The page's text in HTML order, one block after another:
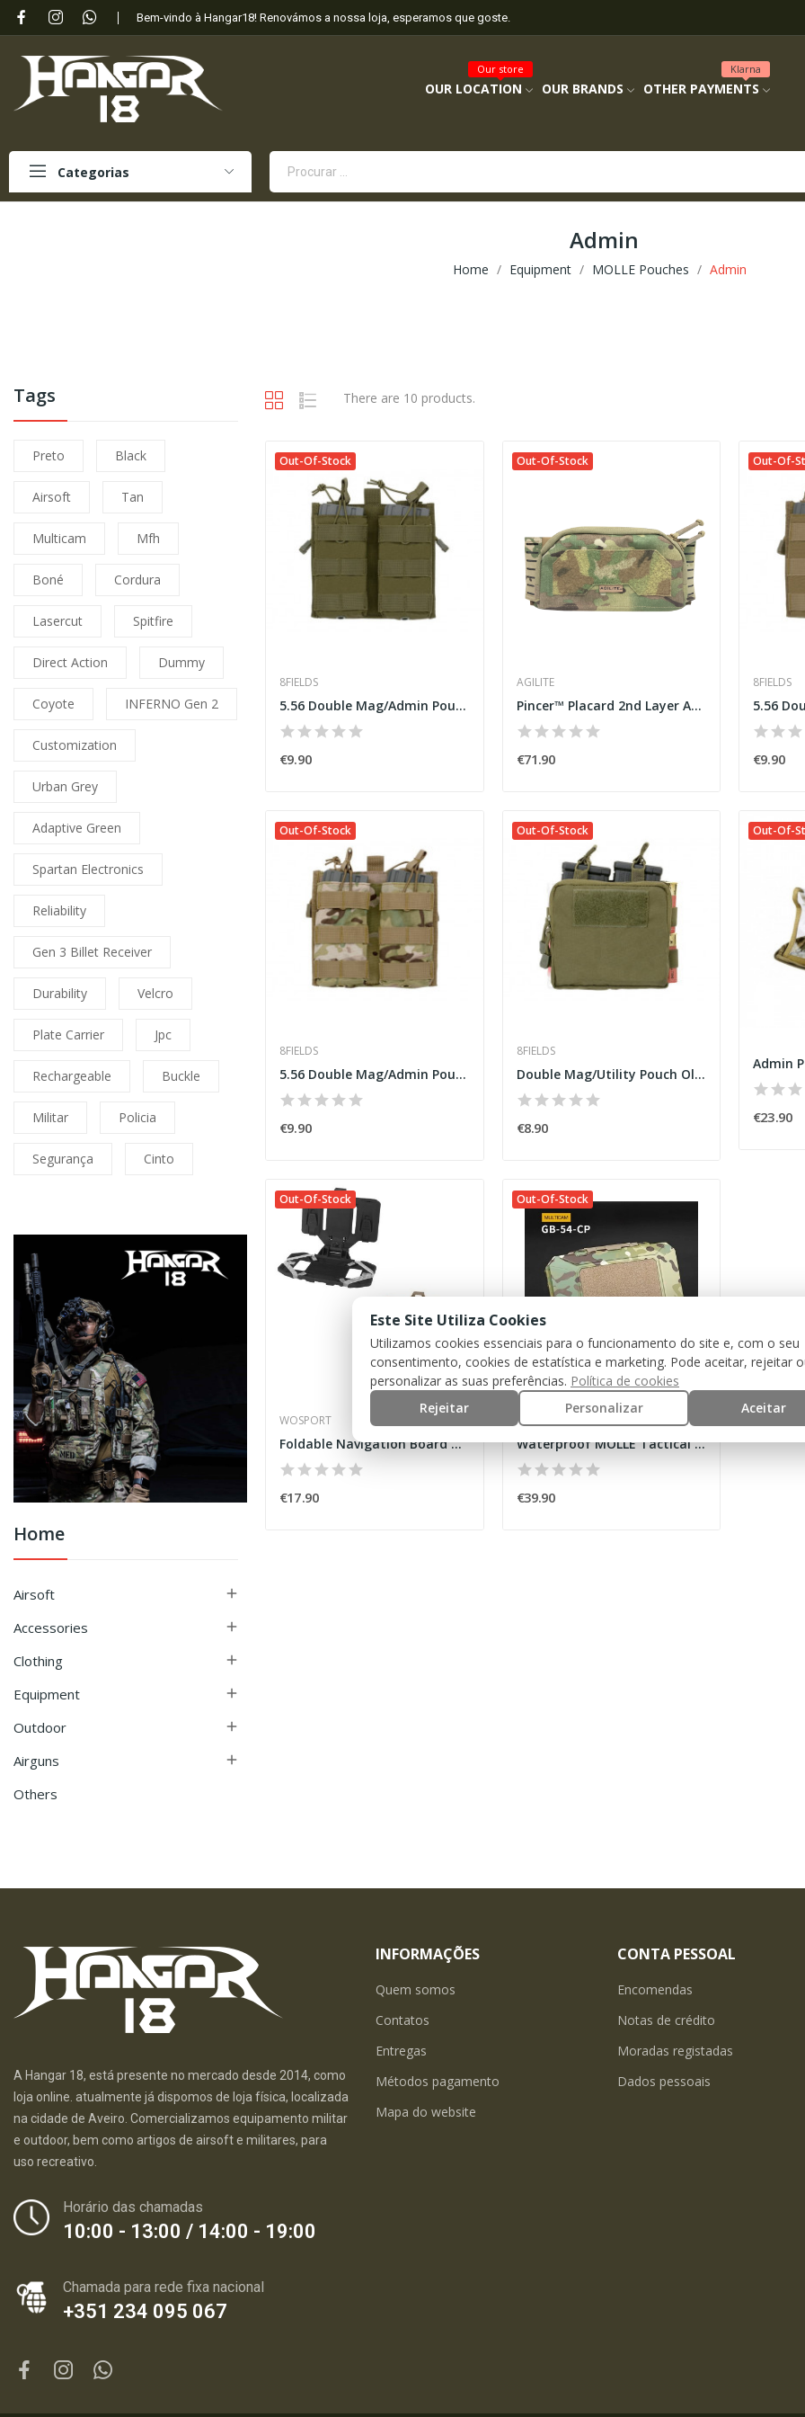
Bem-vindo à Hangar18! Renovámos a nossa loja, esperamos que goste.
OUR LOCATION
Our store
OUR BRANDS OTHER PAYMENTS
Klarna
Categorias
Admin
Home Equipment MOLLE Pouches Admin
Tags
Preto Black
Airsoft Tan
Multicam Mfh
Boné Cordura
Lasercut Spitfire
Direct Action Dummy
Coyote INFERNO Gen 2
Customization
Urban Grey
Adaptive Green
Spartan Electronics
Reliability
Gen 3 Billet Receiver
Durability Velcro
Plate Carrier Jpc
Rechargeable Buckle
Militar Policia
Segurança Cinto
Home
Airsoft 
Accessories 
Clothing 
Equipment 
Outdoor 
Airguns 
Others
There are 10 products.
Out-Of-Stock
8FIELDS
5.56 Double Mag/Admin Pouch Olive
€9.90
Out-Of-Stock
AGILITE
Pincer™ Placard 2nd Layer Admin Pouch Multicam...
€71.90
Out-Of-
8FIELDS
€9.90
Out-Of-Stock
8FIELDS
5.56 Double Mag/Admin Pouch Multicam
€9.90
Out-Of-Stock
8FIELDS
Double Mag/Utility Pouch Olive
€8.90
Out-Of-
€23.90
Out-Of-Stock
WOSPORT
Foldable Navigation Board Black [WoSport]
€17.90
Out-Of-Stock
WOSPORT
Waterproof MOLLE Tactical Gear Case – Multicam...
€39.90
A Hangar 18, está presente no mercado desde 2014, como
loja online. atualmente já dispomos de loja física, localizada
na cidade de Aveiro. Comercializamos equipamento militar
e outdoor, bem como artigos de airsoft e militares, para
uso recreativo.
Horário das chamadas
10:00 - 13:00 / 14:00 - 19:00
Chamada para rede fixa nacional
+351 234 095 067
INFORMAÇÕES
Quem somos
Contatos
Entregas
Métodos pagamento
Mapa do website
CONTA PESSOAL
Encomendas
Notas de crédito
Moradas registadas
Dados pessoais
Este Site Utiliza Cookies
Utilizamos cookies essenciais para o funcionamento do site e, com o seu
consentimento, cookies de estatística e marketing. Pode aceitar, rejeitar
personalizar as suas preferências. Política de cookies
Rejeitar
Personalizar Aceitar